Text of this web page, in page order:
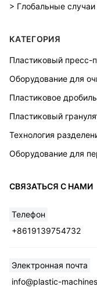
> Глобальные случаи
КАТЕГОРИЯ
Пластиковый пресс-
Оборудование для
Пластиковое
Пластиковый
Технология
Оборудование для
СВЯЗАТЬСЯ С НАМИ
Телефон
+8619139754732
Электронная почта
info@plastic-